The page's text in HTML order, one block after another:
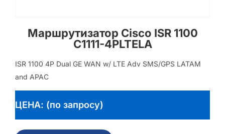
Маршрутизатор Cisco ISR 1100
C1111-4PLTELA
ISR 1100 4P Dual GE WAN w/ LTE Adv SMS/GPS LATAM
and APAC
ЦЕНА: (по запросу)